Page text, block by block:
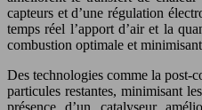
capteurs et d’une régulation
temps réel l’apport d’air et la
combustion optimale et
Des technologies comme la post-
particules restantes, minimisant